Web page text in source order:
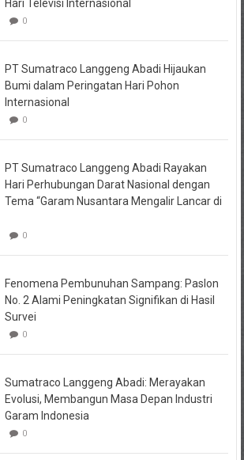
Hari Televisi Internasional
0
PT Sumatraco Langgeng Abadi Hijaukan
Bumi dalam Peringatan Hari Pohon
Internasional
0
PT Sumatraco Langgeng Abadi Rayakan
Hari Perhubungan Darat Nasional dengan
Tema “Garam Nusantara Mengalir Lancar di
0
Fenomena Pembunuhan Sampang: Paslon
No. 2 Alami Peningkatan Signifikan di Hasil
Survei
0
Sumatraco Langgeng Abadi: Merayakan
Evolusi, Membangun Masa Depan Industri
Garam Indonesia
0